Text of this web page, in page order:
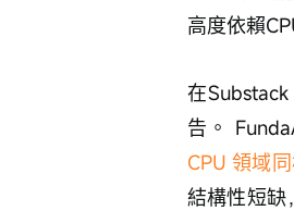
高度依賴
在
告。
CPU 領域
結構性短缺